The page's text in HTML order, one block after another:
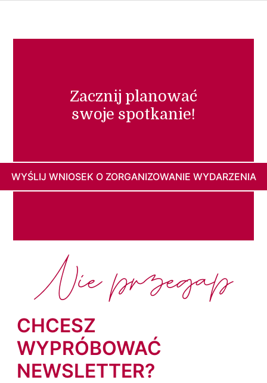
Zacznij planować
swoje spotkanie!
WYŚLIJ WNIOSEK O ZORGANIZOWANIE WYDARZENIA
CHCESZ
WYPRÓBOWAĆ
NEWSLETTER?
Nie przegap